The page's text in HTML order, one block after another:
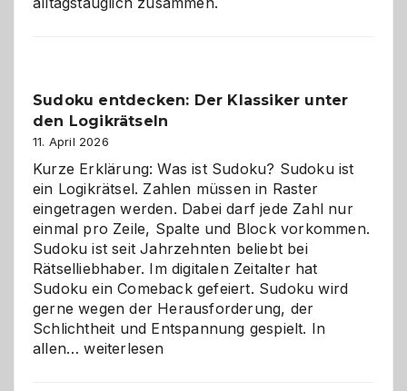
Sudoku entdecken: Der Klassiker unter
den Logikrätseln
11. April 2026
Kurze Erklärung: Was ist Sudoku? Sudoku ist
ein Logikrätsel. Zahlen müssen in Raster
eingetragen werden. Dabei darf jede Zahl nur
einmal pro Zeile, Spalte und Block vorkommen.
Sudoku ist seit Jahrzehnten beliebt bei
Rätselliebhaber. Im digitalen Zeitalter hat
Sudoku ein Comeback gefeiert. Sudoku wird
gerne wegen der Herausforderung, der
Schlichtheit und Entspannung gespielt. In
allen…Sudoku
weiterlesen